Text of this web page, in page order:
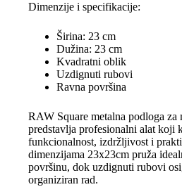
Dimenzije i specifikacije:
Širina: 23 cm
Dužina: 23 cm
Kvadratni oblik
Uzdignuti rubovi
Ravna površina
RAW Square metalna podloga za
predstavlja profesionalni alat koji
funkcionalnost, izdržljivost i
dimenzijama 23x23cm pruža
površinu, dok uzdignuti rubovi
organiziran rad.